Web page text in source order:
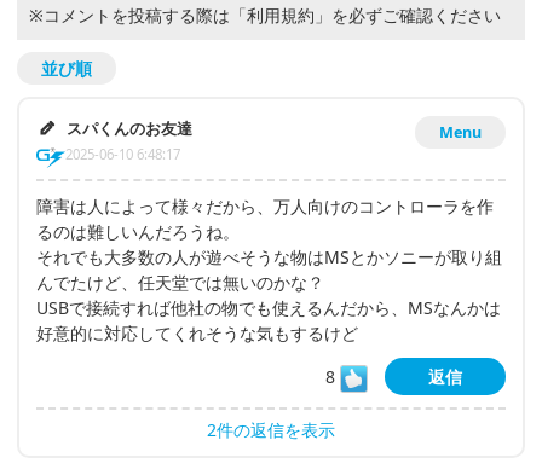
※コメントを投稿する際は 「利用規約」 を必ずご確認ください
並び順
Menu
スパくんのお友達
2025-06-10 6:48:17
障害は人によって様々だから、万人向けのコントローラを作
るのは難しいんだろうね。
それでも大多数の人が遊べそうな物はMSとかソニーが取り組
んでたけど、任天堂では無いのかな？
USBで接続すれば他社の物でも使えるんだから、MSなんかは
好意的に対応してくれそうな気もするけど
8
返信
2件の返信を表示